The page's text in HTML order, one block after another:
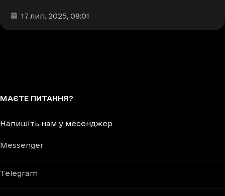
Дата та час публікації
17 лип. 2025, 09:01
МАЄТЕ ПИТАННЯ?
Напишіть нам у месенджер
Messenger
Telegram